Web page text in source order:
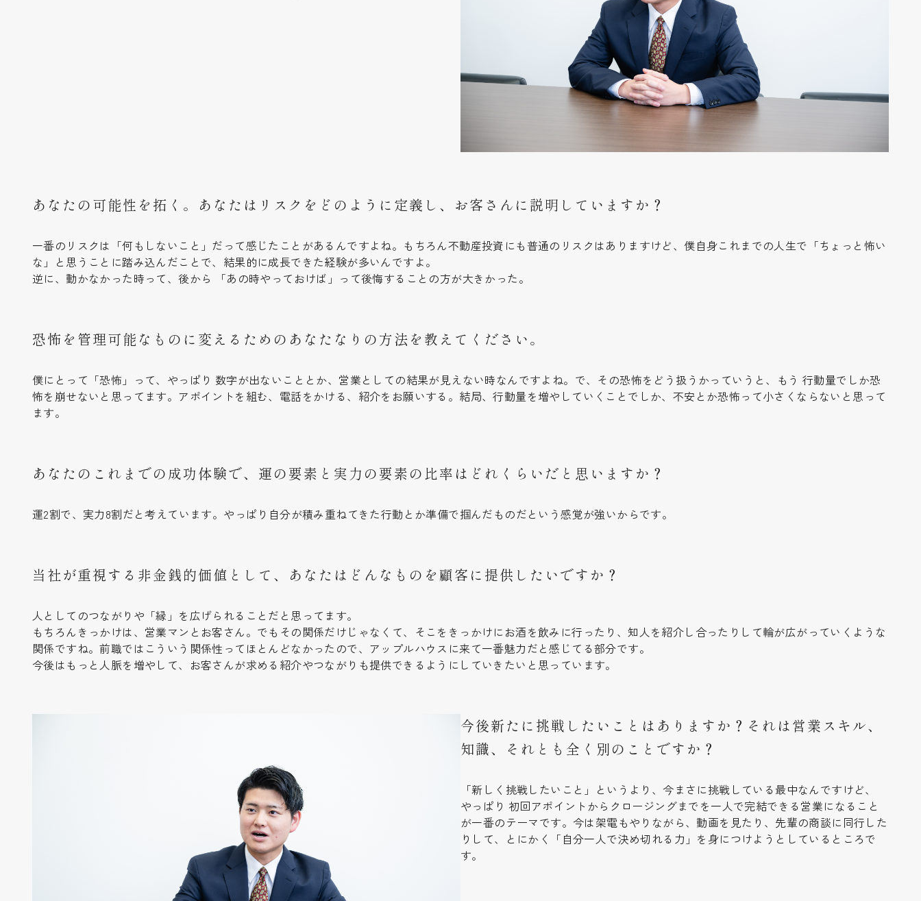
あなたの可能性を拓く。あなたはリスクをどのように定義し、お客さんに説明していますか？
一番のリスクは「何もしないこと」だって感じたことがあるんですよね。もちろん不動産投資にも普通のリスクはありますけど、僕自身これまでの人生で「ちょっと怖い
な」と思うことに踏み込んだことで、結果的に成長できた経験が多いんですよ。
逆に、動かなかった時って、後から 「あの時やっておけば」って後悔することの方が大きかった。
恐怖を管理可能なものに変えるためのあなたなりの方法を教えてください。
僕にとって「恐怖」って、やっぱり 数字が出ないこととか、営業としての結果が見えない時なんですよね。で、その恐怖をどう扱うかっていうと、もう 行動量でしか恐
怖を崩せないと思ってます。アポイントを組む、電話をかける、紹介をお願いする。結局、行動量を増やしていくことでしか、不安とか恐怖って小さくならないと思って
ます。
あなたのこれまでの成功体験で、運の要素と実力の要素の比率はどれくらいだと思いますか？
運2割で、実力8割だと考えています。やっぱり自分が積み重ねてきた行動とか準備で掴んだものだという感覚が強いからです。
当社が重視する非金銭的価値として、あなたはどんなものを顧客に提供したいですか？
人としてのつながりや「縁」を広げられることだと思ってます。
もちろんきっかけは、営業マンとお客さん。でもその関係だけじゃなくて、そこをきっかけにお酒を飲みに行ったり、知人を紹介し合ったりして輪が広がっていくような
関係ですね。前職ではこういう関係性ってほとんどなかったので、アップルハウスに来て一番魅力だと感じてる部分です。
今後はもっと人脈を増やして、お客さんが求める紹介やつながりも提供できるようにしていきたいと思っています。
今後新たに挑戦したいことはありますか？それは営業スキル、
知識、それとも全く別のことですか？
「新しく挑戦したいこと」というより、今まさに挑戦している最中なんですけど、
やっぱり 初回アポイントからクロージングまでを一人で完結できる営業になること
が一番のテーマです。今は架電もやりながら、動画を見たり、先輩の商談に同行した
りして、とにかく「自分一人で決め切れる力」を身につけようとしているところで
す。